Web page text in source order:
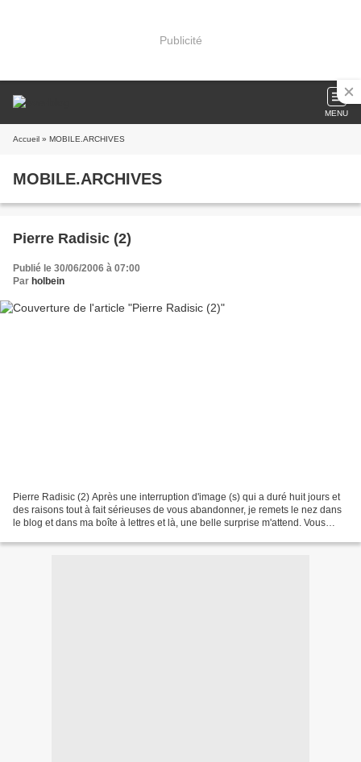
Publicité
MENU
Accueil » MOBILE.ARCHIVES
MOBILE.ARCHIVES
Pierre Radisic (2)
Publié le 30/06/2006 à 07:00
Par holbein
Pierre Radisic (2) Après une interruption d'image (s) qui a duré huit jours et
des raisons tout à fait sérieuses de vous abandonner, je remets le nez dans
le blog et dans ma boîte à lettres et là, une belle surprise m'attend. Vous